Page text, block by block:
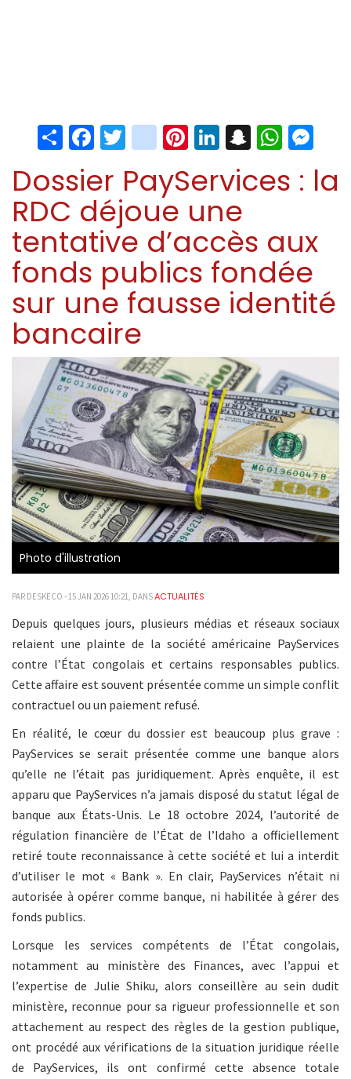
ShareFacebook
Twitter
instagram
Pinterest
LinkedIn
Snapchat
Dossier PayServices : la
RDC déjoue une
tentative d’accès aux
fonds publics fondée
sur une fausse identité
bancaire
Photo d'illustration
PAR DESKECO - 15 JAN 2026 10:21, DANSACTUALITÉS
Depuis quelques jours, plusieurs médias et réseaux sociaux
relaient une plainte de la société américaine PayServices
contre l’État congolais et certains responsables publics.
Cette affaire est souvent présentée comme un simple conflit
contractuel ou un paiement refusé.
En réalité, le cœur du dossier est beaucoup plus grave :
PayServices se serait présentée comme une banque alors
qu’elle ne l’était pas juridiquement. Après enquête, il est
apparu que PayServices n’a jamais disposé du statut légal de
banque aux États-Unis. Le 18 octobre 2024, l’autorité de
régulation financière de l’État de l’Idaho a officiellement
retiré toute reconnaissance à cette société et lui a interdit
d’utiliser le mot « Bank ». En clair, PayServices n’était ni
autorisée à opérer comme banque, ni habilitée à gérer des
fonds publics.
Lorsque les services compétents de l’État congolais,
notamment au ministère des Finances, avec l’appui et
l’expertise de Julie Shiku, alors conseillère au sein dudit
ministère, reconnue pour sa rigueur professionnelle et son
attachement au respect des règles de la gestion publique,
ont procédé aux vérifications de la situation juridique réelle
de PayServices, ils ont confirmé cette absence totale